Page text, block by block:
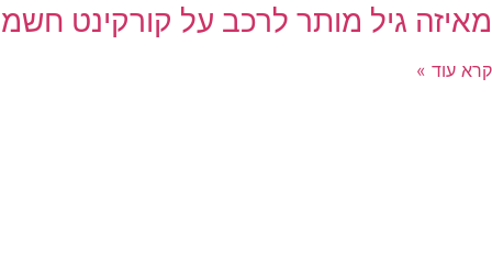
מאיזה גיל מותר לרכב על קורקינט
קרא עוד »